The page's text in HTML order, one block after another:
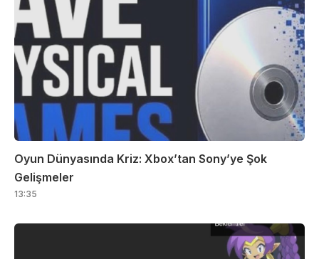
Oyun Dünyasında Kriz: Xbox’tan Sony’ye Şok
Gelişmeler
13:35